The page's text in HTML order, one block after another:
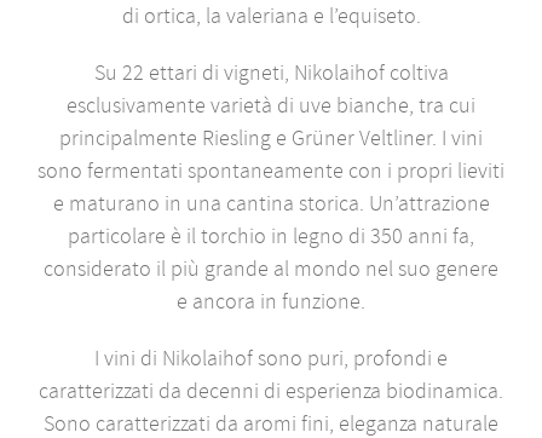
di ortica, la valeriana e l’equiseto.
Su 22 ettari di vigneti, Nikolaihof coltiva
esclusivamente varietà di uve bianche, tra cui
principalmente Riesling e Grüner Veltliner. I vini
sono fermentati spontaneamente con i propri lieviti
e maturano in una cantina storica. Un’attrazione
particolare è il torchio in legno di 350 anni fa,
considerato il più grande al mondo nel suo genere
e ancora in funzione.
I vini di Nikolaihof sono puri, profondi e
caratterizzati da decenni di esperienza biodinamica.
Sono caratterizzati da aromi fini, eleganza naturale